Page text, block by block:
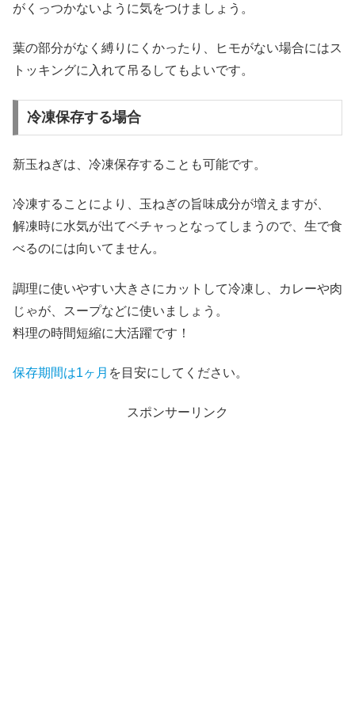
がくっつかないよう に気をつけましょう。
葉の部分がなく縛りにくかったり、ヒモがない場合にはス
トッキングに入れて吊るしてもよいです。
冷凍保存する場合
新玉ねぎは、冷凍保存することも可能です。
冷凍することにより、玉ねぎの旨味成分が増えますが、
解凍時に水気が出てベチャっとなってしまうので、生で食
べるのには向いてません。
調理に使いやすい大きさにカットして冷凍し、カレーや肉
じゃが、スープなどに使いましょう。
料理の時間短縮に大活躍です！
保存期間は1ヶ月 を目安にしてください。
スポンサーリンク